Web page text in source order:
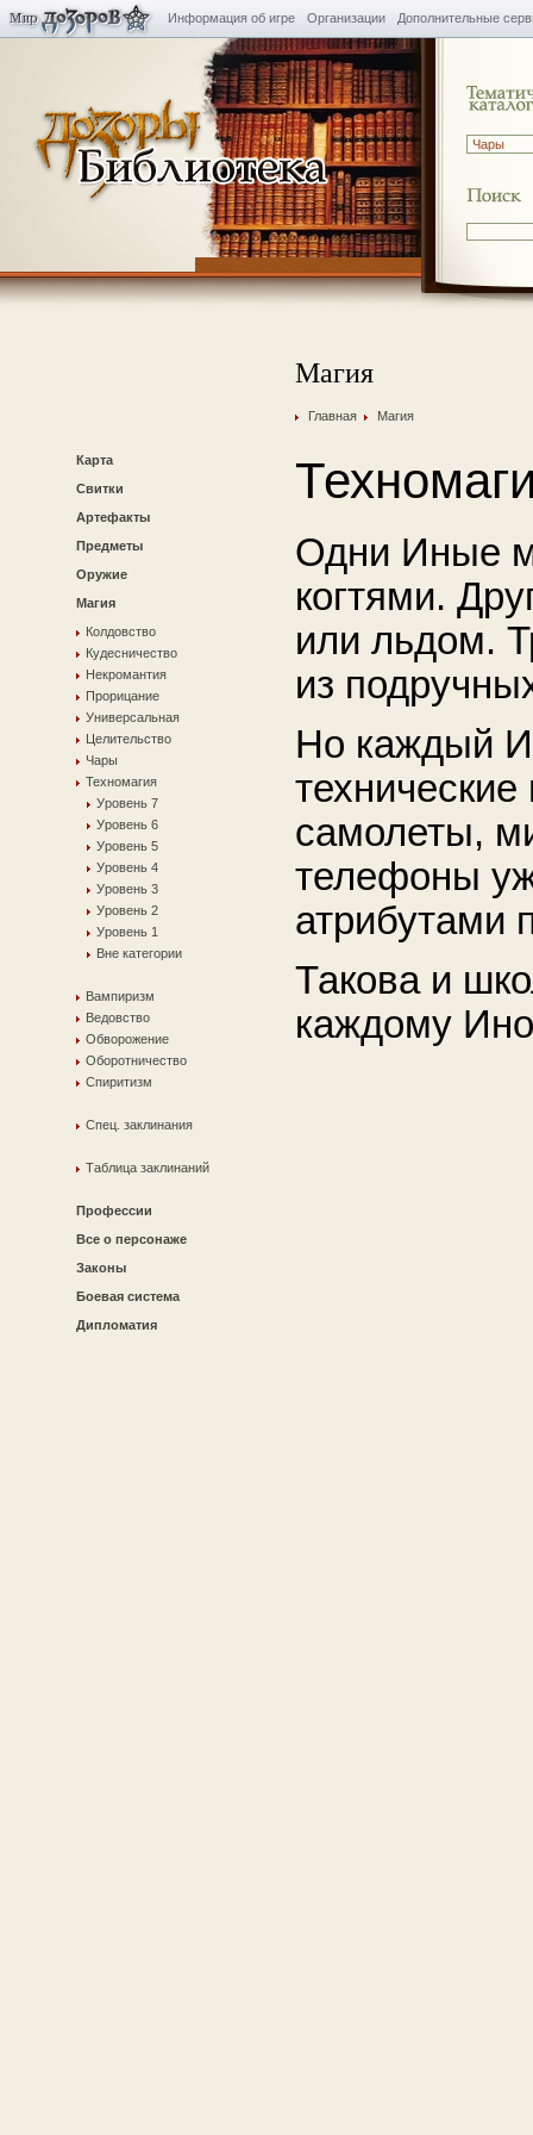
Информация об игре Организации Дополнительные
Карта
Свитки
Артефакты
Предметы
Оружие
Магия
Колдовство
Кудесничество
Некромантия
Прорицание
Универсальная
Целительство
Чары
Техномагия
Уровень 7
Уровень 6
Уровень 5
Уровень 4
Уровень 3
Уровень 2
Уровень 1
Вне категории
Вампиризм
Ведовство
Обворожение
Оборотничество
Спиритизм
Спец. заклинания
Таблица заклинаний
Профессии
Все о персонаже
Законы
Боевая система
Дипломатия
Магия
Главная Магия
Одни Иные
когтями.
или льдом.
из
Но каждый
самолеты,
телефоны
атрибутами
Такова и
каждому